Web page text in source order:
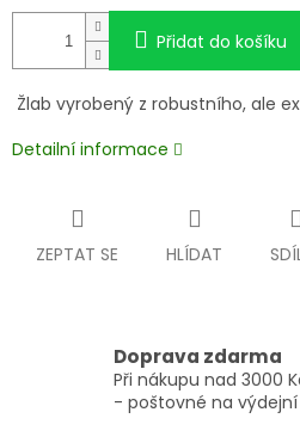
Přidat do košíku
Žlab vyrobený z robustního, ale
Detailní informace
ZEPTAT SE HLÍDAT
Doprava zdarma
Při nákupu nad 3000
- poštovné na